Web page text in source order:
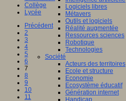
Logiciels libres
Métavers
Outils et logiciels
Réalité augmentée
Ressources sciences
Robotique
Technologies
Société
Acteurs des territoires
Ecole et structure
Economie
Ecosystème éducatif
Génération internet
Handicap
Collège
Lycée
Précédent
2
3
4
5
6
7
8
9
10
11